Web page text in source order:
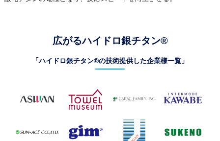
広がるハイドロ銀チタン®
「ハイドロ銀チタン®の技術提供した企業様一覧」